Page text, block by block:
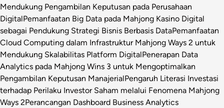
Mendukung Pengambilan Keputusan pada Perusahaan
DigitalPemanfaatan Big Data pada Mahjong Kasino Digital
sebagai Pendukung Strategi Bisnis Berbasis DataPemanfaatan
Cloud Computing dalam Infrastruktur Mahjong Ways 2 untuk
Mendukung Skalabilitas Platform DigitalPenerapan Data
Analytics pada Mahjong Wins 3 untuk Mengoptimalkan
Pengambilan Keputusan ManajerialPengaruh Literasi Investasi
terhadap Perilaku Investor Saham melalui Fenomena Mahjong
Ways 2Perancangan Dashboard Business Analytics